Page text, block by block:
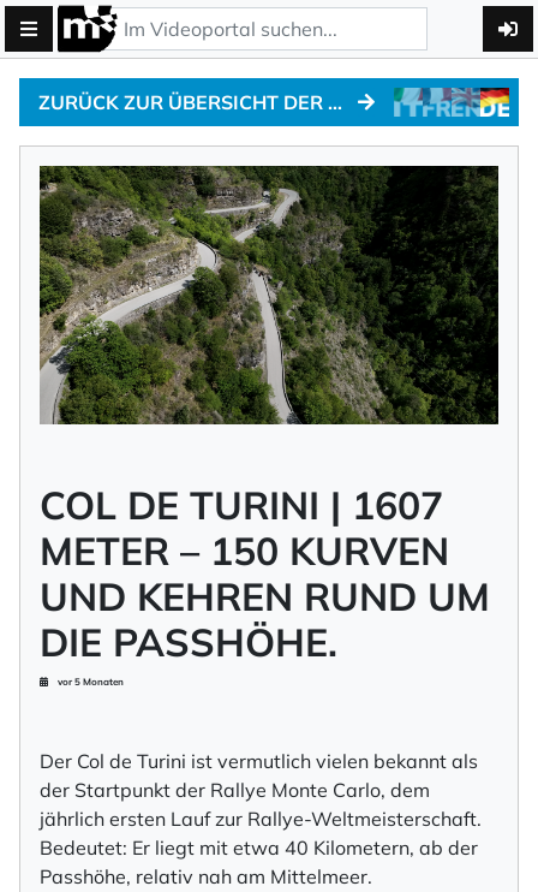
ZURÜCK ZUR ÜBERSICHT DER ALPEN-MARATHON NEWS
COL DE TURINI | 1607
METER – 150 KURVEN
UND KEHREN RUND UM
DIE PASSHÖHE.
vor 5 Monaten
Der Col de Turini ist vermutlich vielen bekannt als
der Startpunkt der Rallye Monte Carlo, dem
jährlich ersten Lauf zur Rallye-Weltmeisterschaft.
Bedeutet: Er liegt mit etwa 40 Kilometern, ab der
Passhöhe, relativ nah am Mittelmeer.